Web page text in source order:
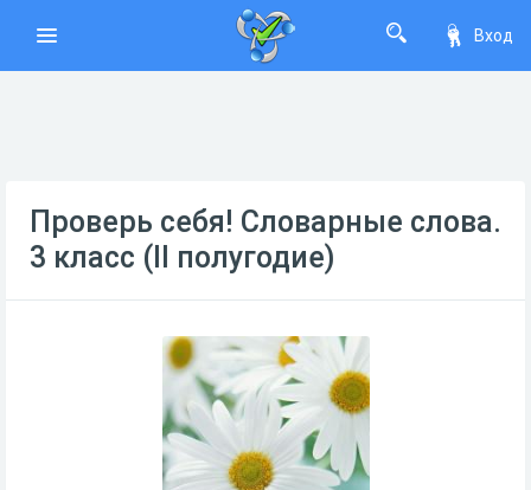
Вход
Проверь себя! Словарные слова.
3 класс (II полугодие)